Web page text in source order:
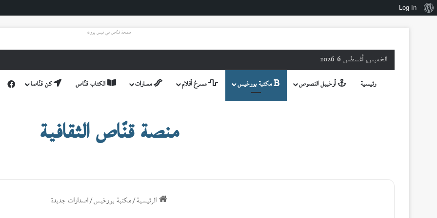
نبذةLog In
صفحة قنّاص في فيس بووك
الخميس, أغسطس 6 2026
رئيسية أرخبيل النصوص مكتبة بورخيس مسرحُ أفلام مسارات الكتاب قنّاص كن قنّاصا
منصة قنّاص الثقافية
الرئيسية/مكتبة بورخيس/اصدارات جديدة